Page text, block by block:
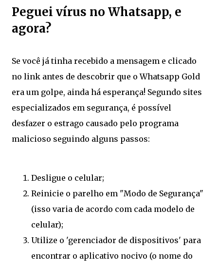
Peguei vírus no Whatsapp, e
agora?
Se você já tinha recebido a mensagem e clicado
no link antes de descobrir que o Whatsapp Gold
era um golpe, ainda há esperança! Segundo sites
especializados em segurança, é possível
desfazer o estrago causado pelo programa
malicioso seguindo alguns passos:
Desligue o celular;
Reinicie o parelho em "Modo de Segurança"
(isso varia de acordo com cada modelo de
celular);
Utilize o 'gerenciador de dispositivos' para
encontrar o aplicativo nocivo (o nome do